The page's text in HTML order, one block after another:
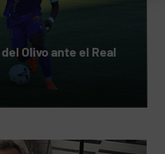
Olivo ante el Real